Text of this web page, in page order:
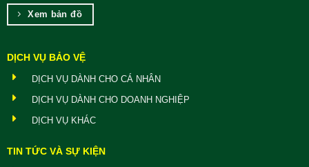
Xem bản đồ
DỊCH VỤ BẢO VỆ
DỊCH VỤ DÀNH CHO CÁ NHÂN
DỊCH VỤ DÀNH CHO DOANH NGHIỆP
DỊCH VỤ KHÁC
TIN TỨC VÀ SỰ KIỆN